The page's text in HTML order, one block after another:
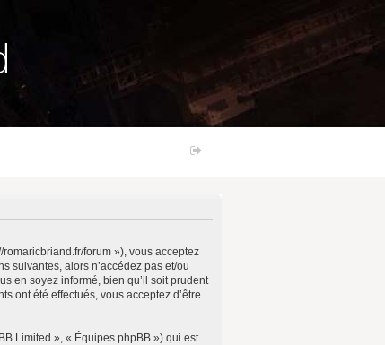
forum »), vous acceptez
suivantes, alors n’accédez pas et/ou
en soyez informé, bien qu’il soit prudent
ont été effectués, vous acceptez d’être
Limited », « Équipes phpBB ») qui est